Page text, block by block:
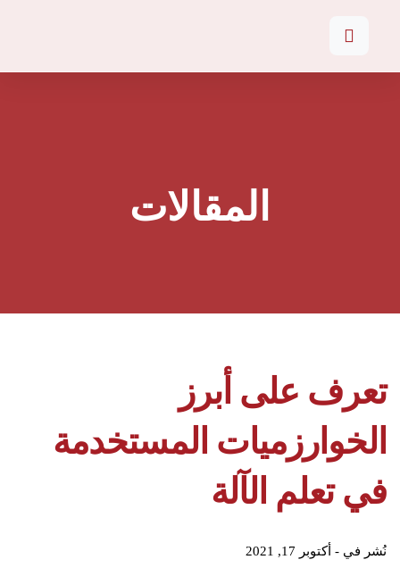
المقالات
تعرف على أبرز
الخوارزميات المستخدمة
في تعلم الآلة
نُشر في - أكتوبر 17, 2021